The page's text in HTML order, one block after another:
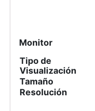
Monitor
Tipo de
Visualización
Tamaño
Resolución